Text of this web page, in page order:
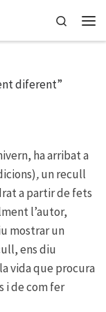
Search
diferent”
ha arribat a
,un recull
a partir de fets
l’autor,
mostrar un
ens diu
vida que procura
i de com fer